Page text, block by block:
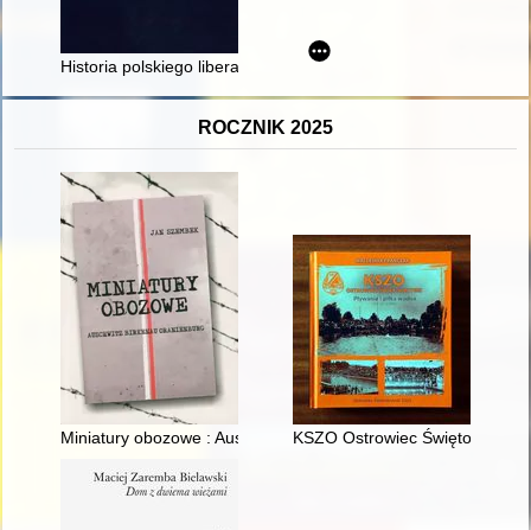
Historia polskiego liberalizmu od okresu przedpaństwowego
ROCZNIK 2025
Miniatury obozowe : Auschwitz, Birkenau, Oranienburg
KSZO Ostrowiec Świętokrzyski